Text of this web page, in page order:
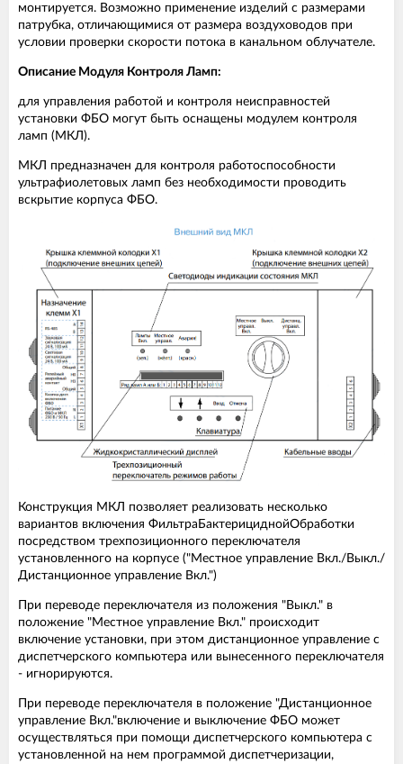
монтируется. Возможно применение изделий с размерами
патрубка, отличающимися от размера воздуховодов при
условии проверки скорости потока в канальном облучателе.
Описание Модуля Контроля Ламп:
для управления работой и контроля неисправностей
установки ФБО могут быть оснащены модулем контроля
ламп (МКЛ).
МКЛ предназначен для контроля работоспособности
ультрафиолетовых ламп без необходимости проводить
вскрытие корпуса ФБО.
Конструкция МКЛ позволяет реализовать несколько
вариантов включения ФильтраБактерициднойОбработки
посредством трехпозиционного переключателя
установленного на корпусе ("Местное управление Вкл./Выкл./
Дистанционное управление Вкл.")
При переводе переключателя из положения "Выкл." в
положение "Местное управление Вкл." происходит
включение установки, при этом дистанционное управление с
диспетчерского компьютера или вынесенного переключателя
- игнорируются.
При переводе переключателя в положение "Дистанционное
управление Вкл."включение и выключение ФБО может
осуществляться при помощи диспетчерского компьютера с
установленной на нем программой диспетчеризации,